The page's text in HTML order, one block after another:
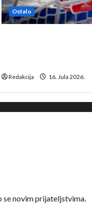
Ostalo
Redakcija 16. Jula 2026.
novim prijateljstvima.